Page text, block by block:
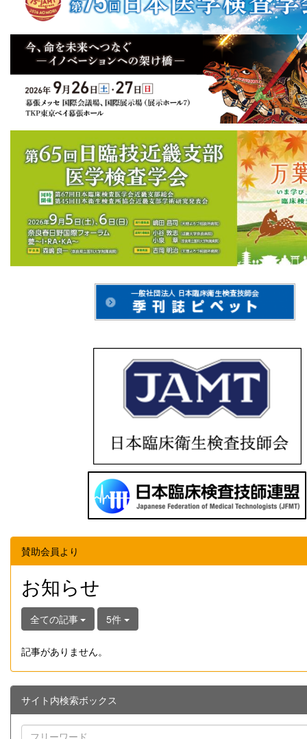
賛助会員より
お知らせ
全ての記事 5件
記事がありません。
サイト内検索ボックス